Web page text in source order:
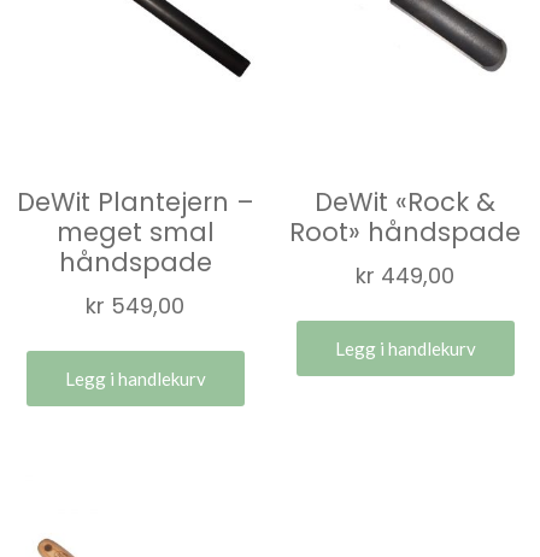
DeWit Plantejern –
meget smal
håndspade
kr 549,00
Legg i handlekurv
DeWit «Rock &
Root» håndspade
kr 449,00
Legg i handlekurv